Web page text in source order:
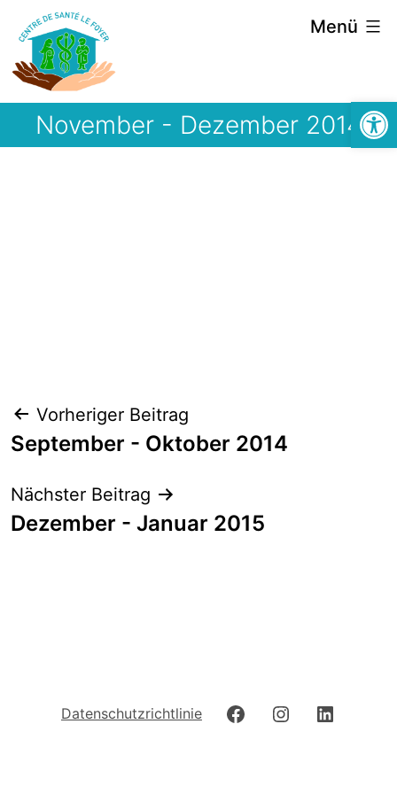
Inhalt
springen
Menü
November - Dezember 2014
Beitrags-
Navigation
Vorheriger Beitrag
September - Oktober 2014
Nächster Beitrag
Dezember - Januar 2015
Datenschutzrichtlinie FacebookInstagram